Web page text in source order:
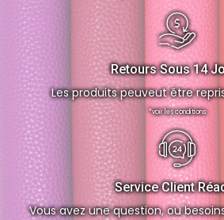
Retours Sous 14
Les produits peuveut être
*voir les conditions
Service Client
Vous avez une question, ou